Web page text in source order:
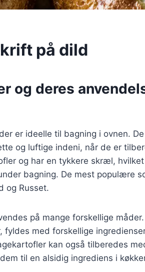
på dild
og deres
er ideelle til bagning i ovnen.
og luftige indeni, når de er
og har en tykkere skræl,
bagning. De mest populære
og Russet.
på mange forskellige
med forskellige
kan også tilberedes
til en alsidig ingrediens i